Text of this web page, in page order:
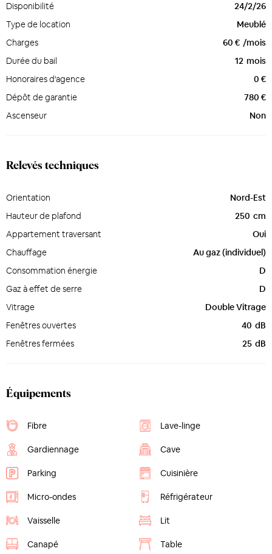
Disponibilité
24/2/26
Type de location
Meublé
Charges
60 € /mois
Durée du bail
12 mois
Honoraires d'agence
0 €
Dépôt de garantie
780 €
Ascenseur
Non
Relevés techniques
Orientation
Nord-Est
Hauteur de plafond
250 cm
Appartement traversant
Oui
Chauffage
Au gaz (individuel)
Consommation énergie
D
Gaz à effet de serre
D
Vitrage
Double Vitrage
Fenêtres ouvertes
40 dB
Fenêtres fermées
25 dB
Équipements
Fibre Lave-linge
Gardiennage Cave
Parking Cuisinière
Micro-ondes Réfrigérateur
Vaisselle Lit
Canapé Table